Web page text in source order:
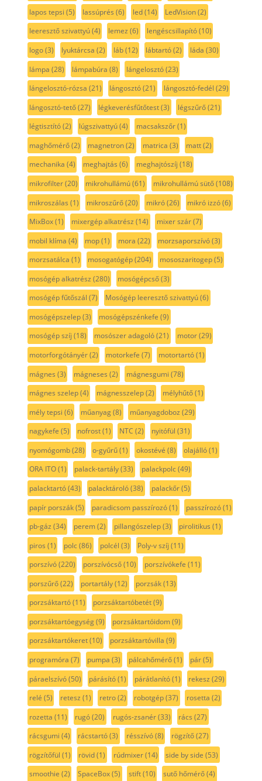
lapos tepsi (5) lassúprés (6) led(14) LedVision(2)
leeresztő szivattyú(4) lemez (6) lengéscsillapító(10)
logo(3) lyuktárcsa (2) láb(12) lábtartó(2) láda (30)
lámpa (28) lámpabúra (8) lángelosztó(23)
lángelosztó-rózsa (21) lángosztó(21) lángosztó-fedél (29)
lángosztó-tető(27) légkeverésfűtőtest(3) légszűrő(21)
légtisztító(2) lúgszivattyú(4) macsakszőr(1)
maghőmérő(2) magnetron(2) matrica (3) matt(2)
mechanika (4) meghajtás (6) meghajtószíj (18)
mikrofilter(20) mikrohullámú(61) mikrohullámú sütő(108)
mikroszálas (1) mikroszűrő(20) mikró(26) mikró izzó(6)
MixBox(1) mixergép alkatrész (14) mixer szár(7)
mobil klíma (4) mop(1) mora (22) morzsaporszívó(3)
morzsatálca (1) mosogatógép(204) mososzaritogep(5)
mosógép alkatrész (280) mosógépcső(3)
mosógép fűtőszál (7) Mosógép leeresztő szivattyú(6)
mosógépszelep(3) mosógépszénkefe (9)
mosógép szíj (18) mosószer adagoló(21) motor(29)
motorforgótányér(2) motorkefe (7) motortartó(1)
mágnes (3) mágneses (2) mágnesgumi (78)
mágnes szelep(4) mágnesszelep(2) mélyhűtő(1)
mély tepsi (6) műanyag(8) műanyagdoboz (29)
nagykefe (5) nofrost(1) NTC (2) nyitófül (31)
nyomógomb(28) o-gyűrű(1) okostévé (8) olajálló(1)
ORA ITO(1) palack-tartály(33) palackpolc(49)
palacktartó(43) palacktároló(38) palackőr(5)
papír porszák(5) paradicsom passzírozó(1) passzírozó(1)
pb-gáz (34) perem(2) pillangószelep(3) pirolitikus (1)
piros (1) polc(86) polcél (3) Poly-v szíj (11)
porszívó(220) porszívócső(10) porszívókefe (11)
porszűrő(22) portartály(12) porzsák(13)
porzsáktartó(11) porzsáktartóbetét(9)
porzsáktartóegység(9) porzsáktartóidom(9)
porzsáktartókeret(10) porzsáktartóvilla (9)
programóra (7) pumpa (3) pálcahőmérő(1) pár(5)
páraelszívó(50) párásító(1) párátlanító(1) rekesz (29)
relé (5) retesz (1) retro(2) robotgép(37) rosetta (2)
rozetta (11) rugó(20) rugós-zsanér(33) rács (27)
rácsgumi (4) rácstartó(3) résszívó(8) rögzítő(27)
rögzítőfül (1) rövid(1) rúdmixer(14) side by side (53)
smoothie (2) SpaceBox(5) stift(10) sutő hőmérő(4)